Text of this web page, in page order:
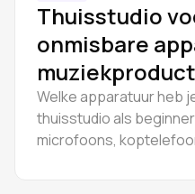
Thuisstudio
onmisbare
Welke apparatuur heb
thuisstudio als
microfoons,